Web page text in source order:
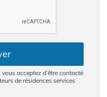
acceptez d’être contacté
de résidences services